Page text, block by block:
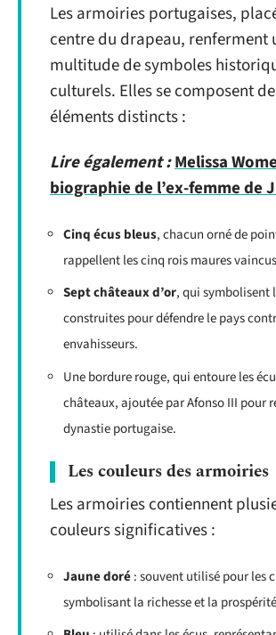
Les armoiries portugaises,
centre du drapeau, renferment
multitude de symboles
culturels. Elles se composent
éléments distincts :
Lire également :Melissa
biographie de l’ex-femme de
Cinq écus bleus, chacun orné de
rappellent les cinq rois maures
Sept châteaux d’or, qui symbolisent
construites pour défendre le pays
envahisseurs.
Une bordure rouge, qui entoure les
châteaux, ajoutée par Afonso III pour
dynastie portugaise.
Les couleurs des armoiries
Les armoiries contiennent
couleurs significatives :
Jaune doré: souvent utilisé pour les
symbolisant la richesse et la